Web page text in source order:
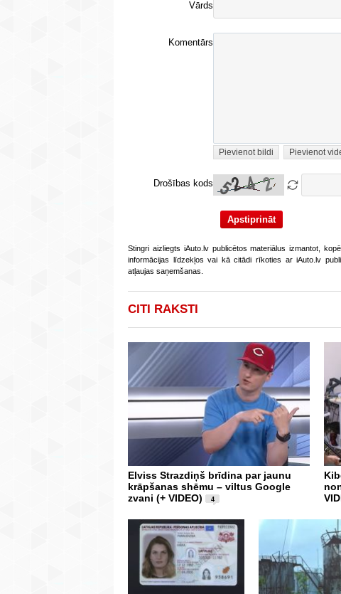
Vārds
Komentārs
Pievienot bildi Pievienot
Drošības kods
Stingri aizliegts iAuto.lv publicētos materiālus izmantot,
informācijas līdzekļos vai kā citādi rīkoties ar iAuto.lv
atļaujas saņemšanas.
CITI RAKSTI
Elviss Strazdiņš brīdina par jaunu
krāpšanas shēmu – viltus Google
zvani (+ VIDEO)
4